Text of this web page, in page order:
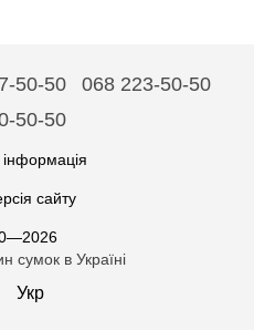
50-50
068 223-50-50
50-50
інформація
сайту
сумок в Україні
Укр